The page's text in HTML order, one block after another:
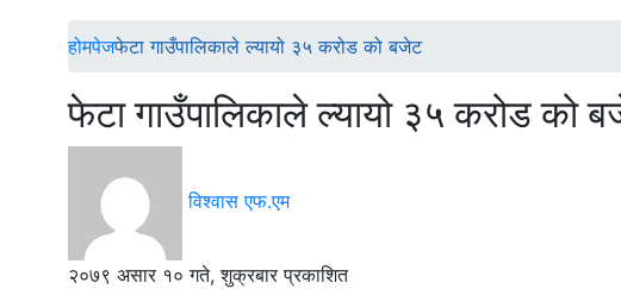
होमपेजफेटा गाउँपालिकाले ल्यायो ३५ करोड को बजेट
फेटा गाउँपालिकाले ल्यायो ३५ करोड को
विश्वास एफ.एम
२०७९ असार १० गते, शुक्रबार प्रकाशित